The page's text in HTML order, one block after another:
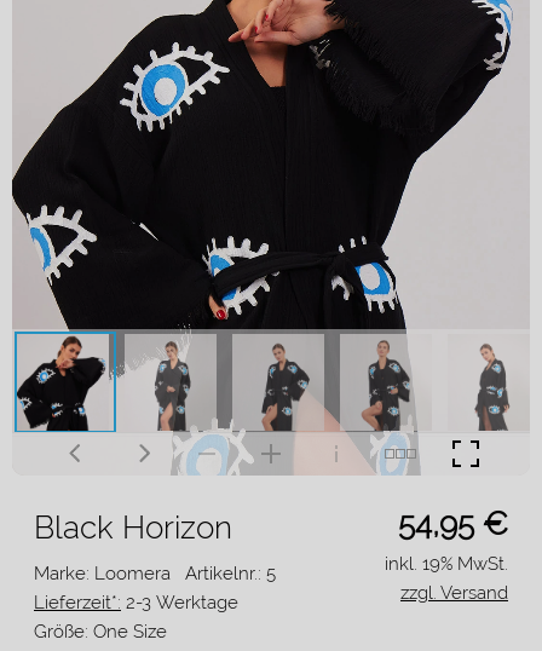
54,95€
Black Horizon
Marke: Loomera Artikelnr.: 5
Lieferzeit*: 2-3 Werktage
Größe: One Size
inkl. 19% MwSt.
zzgl. Versand